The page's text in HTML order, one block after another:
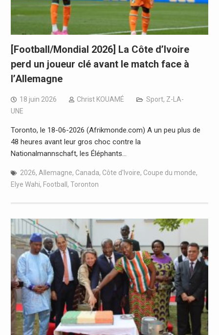
[Football/Mondial 2026] La Côte d’Ivoire
perd un joueur clé avant le match face à
l’Allemagne
18 juin 2026 Christ KOUAMÉ Sport, Z-LA-
UNE
Toronto, le 18-06-2026 (Afrikmonde.com) A un peu plus de
48 heures avant leur gros choc contre la
Nationalmannschaft, les Éléphants…
2026, Allemagne, Canada, Côte d'Ivoire, Coupe du monde,
Elye Wahi, Football , Toronton